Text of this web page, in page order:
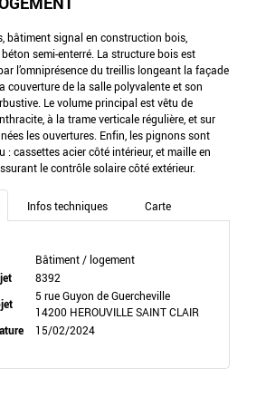
bâtiment signal en construction bois,
semi-enterré. La structure bois est
l’omniprésence du treillis longeant la façade
couverture de la salle polyvalente et son
Le volume principal est vêtu de
à la trame verticale régulière, et sur
les ouvertures. Enfin, les pignons sont
: cassettes acier côté intérieur, et maille en
le contrôle solaire côté extérieur.
Infos techniques Carte
Bâtiment / logement
8392
5 rue Guyon de Guercheville
14200 HEROUVILLE SAINT CLAIR
15/02/2024